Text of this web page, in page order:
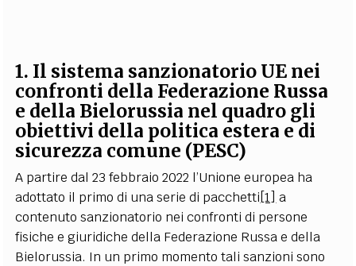
1. Il sistema sanzionatorio UE nei
confronti della Federazione Russa
e della Bielorussia nel quadro gli
obiettivi della politica estera e di
sicurezza comune (PESC)
A partire dal 23 febbraio 2022 l’Unione europea ha
adottato il primo di una serie di pacchetti[1] a
contenuto sanzionatorio nei confronti di persone
fisiche e giuridiche della Federazione Russa e della
Bielorussia. In un primo momento tali sanzioni sono